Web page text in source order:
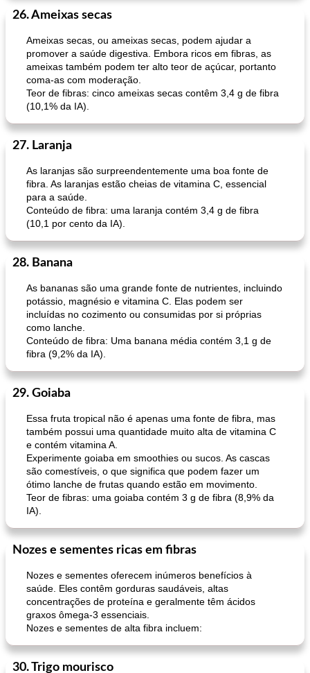
26. Ameixas secas
Ameixas secas, ou ameixas secas, podem ajudar a
promover a saúde digestiva. Embora ricos em fibras, as
ameixas também podem ter alto teor de açúcar, portanto
coma-as com moderação.
Teor de fibras: cinco ameixas secas contêm 3,4 g de fibra
(10,1% da IA).
27. Laranja
As laranjas são surpreendentemente uma boa fonte de
fibra. As laranjas estão cheias de vitamina C, essencial
para a saúde.
Conteúdo de fibra: uma laranja contém 3,4 g de fibra
(10,1 por cento da IA).
28. Banana
As bananas são uma grande fonte de nutrientes, incluindo
potássio, magnésio e vitamina C. Elas podem ser
incluídas no cozimento ou consumidas por si próprias
como lanche.
Conteúdo de fibra: Uma banana média contém 3,1 g de
fibra (9,2% da IA).
29. Goiaba
Essa fruta tropical não é apenas uma fonte de fibra, mas
também possui uma quantidade muito alta de vitamina C
e contém vitamina A.
Experimente goiaba em smoothies ou sucos. As cascas
são comestíveis, o que significa que podem fazer um
ótimo lanche de frutas quando estão em movimento.
Teor de fibras: uma goiaba contém 3 g de fibra (8,9% da
IA).
Nozes e sementes ricas em fibras
Nozes e sementes oferecem inúmeros benefícios à
saúde. Eles contêm gorduras saudáveis, altas
concentrações de proteína e geralmente têm ácidos
graxos ômega-3 essenciais.
Nozes e sementes de alta fibra incluem:
30. Trigo mourisco